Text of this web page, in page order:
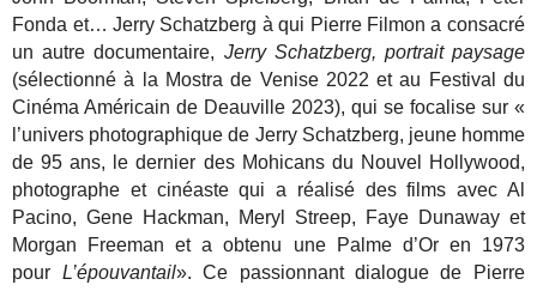
Fonda et… Jerry Schatzberg à qui Pierre Filmon a consacré
un autre documentaire, Jerry Schatzberg, portrait paysage
(sélectionné à la Mostra de Venise 2022 et au Festival du
Cinéma Américain de Deauville 2023), qui se focalise sur «
l’univers photographique de Jerry Schatzberg, jeune homme
de 95 ans, le dernier des Mohicans du Nouvel Hollywood,
photographe et cinéaste qui a réalisé des films avec Al
Pacino, Gene Hackman, Meryl Streep, Faye Dunaway et
Morgan Freeman et a obtenu une Palme d’Or en 1973
pour L’épouvantail». Ce passionnant dialogue de Pierre